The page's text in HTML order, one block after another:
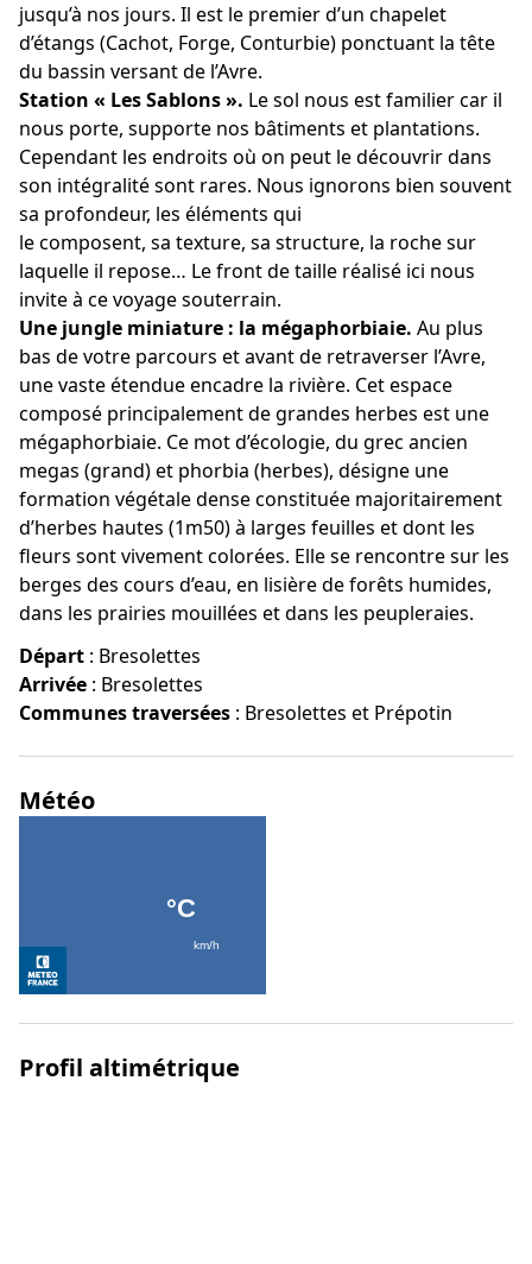
jusqu’à nos jours. Il est le premier d’un chapelet
d’étangs (Cachot, Forge, Conturbie) ponctuant la tête
du bassin versant de l’Avre.
Station « Les Sablons ». Le sol nous est familier car il
nous porte, supporte nos bâtiments et plantations.
Cependant les endroits où on peut le découvrir dans
son intégralité sont rares. Nous ignorons bien souvent
sa profondeur, les éléments qui
le composent, sa texture, sa structure, la roche sur
laquelle il repose… Le front de taille réalisé ici nous
invite à ce voyage souterrain.
Une jungle miniature : la mégaphorbiaie. Au plus
bas de votre parcours et avant de retraverser l’Avre,
une vaste étendue encadre la rivière. Cet espace
composé principalement de grandes herbes est une
mégaphorbiaie. Ce mot d’écologie, du grec ancien
megas (grand) et phorbia (herbes), désigne une
formation végétale dense constituée majoritairement
d’herbes hautes (1m50) à larges feuilles et dont les
fleurs sont vivement colorées. Elle se rencontre sur les
berges des cours d’eau, en lisière de forêts humides,
dans les prairies mouillées et dans les peupleraies.
Départ : Bresolettes
Arrivée : Bresolettes
Communes traversées : Bresolettes et Prépotin
Météo
Profil altimétrique